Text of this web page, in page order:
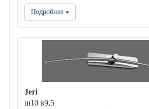
Подробнее
Jeri
ш10 в9,5